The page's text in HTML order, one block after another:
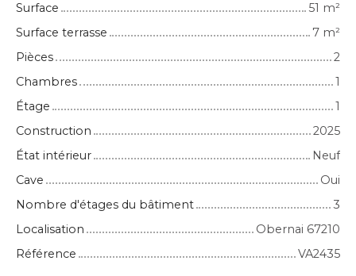
Surface
51 m²
Surface terrasse
7 m²
Pièces
2
Chambres
1
Étage
1
Construction
2025
État intérieur
Neuf
Cave
Oui
Nombre d'étages du bâtiment
3
Localisation
Obernai 67210
Référence
VA2435